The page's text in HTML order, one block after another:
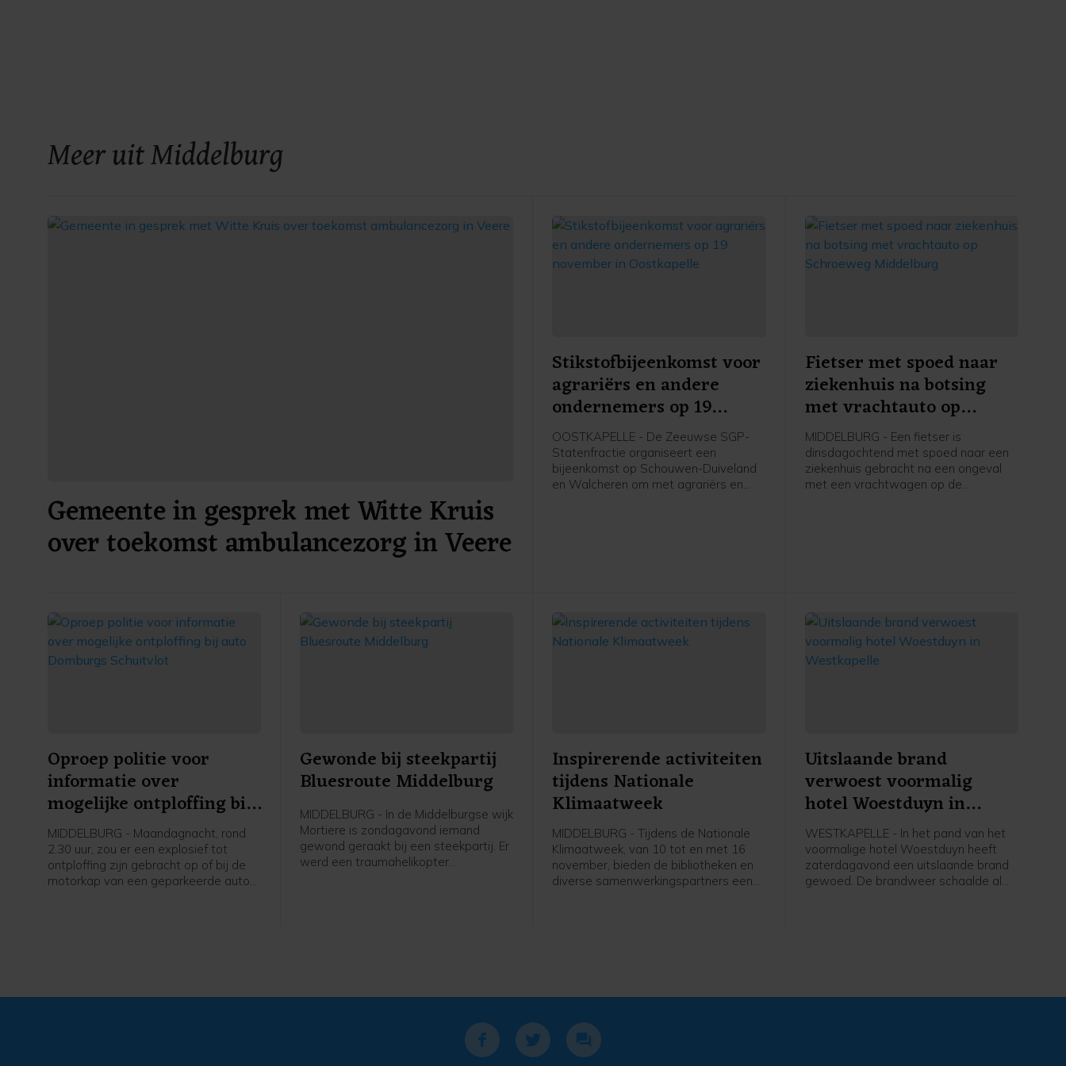
Meer uit Middelburg
Gemeente in gesprek met Witte Kruis
over toekomst ambulancezorg in Veere
Stikstofbijeenkomst voor
agrariërs en andere
ondernemers op 19
november in Oostkapelle
OOSTKAPELLE - De Zeeuwse SGP-
Statenfractie organiseert een
bijeenkomst op Schouwen-Duiveland
en Walcheren om met agrariërs en
Fietser met spoed naar
ziekenhuis na botsing
met vrachtauto op
Schroeweg Middelburg
MIDDELBURG - Een fietser is
dinsdagochtend met spoed naar een
ziekenhuis gebracht na een ongeval
met een vrachtwagen op de
Oproep politie voor
informatie over
mogelijke ontploffing bij
auto Domburgs
Schuitvlot
MIDDELBURG - Maandagnacht, rond
2.30 uur, zou er een explosief tot
ontploffing zijn gebracht op of bij de
motorkap van een geparkeerde auto
Gewonde bij steekpartij
Bluesroute Middelburg
MIDDELBURG - In de Middelburgse wijk
Mortiere is zondagavond iemand
gewond geraakt bij een steekpartij. Er
werd een traumahelikopter
opgeroepen. De komst hiervan werd
rond 20.00 uur geannuleerd. Er hoefde
na een medische check niemand mee
Inspirerende activiteiten
tijdens Nationale
Klimaatweek
MIDDELBURG - Tijdens de Nationale
Klimaatweek, van 10 tot en met 16
november, bieden de bibliotheken en
diverse samenwerkingspartners een
Uitslaande brand
verwoest voormalig
hotel Woestduyn in
Westkapelle
WESTKAPELLE - In het pand van het
voormalige hotel Woestduyn heeft
zaterdagavond een uitslaande brand
gewoed. De brandweer schaalde al